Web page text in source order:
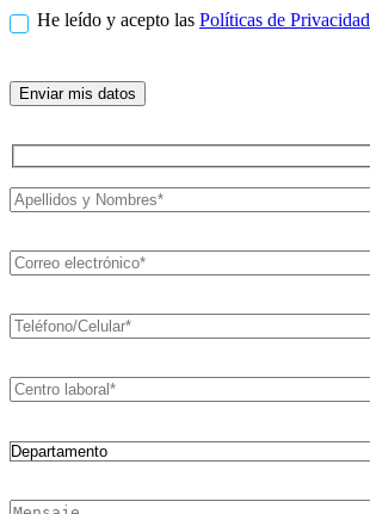
He leído y acepto las Políticas de Privacidad